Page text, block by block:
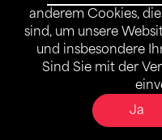
anderem Cookies,
sind, um unsere
und insbesondere
Sind Sie mit der
Ja